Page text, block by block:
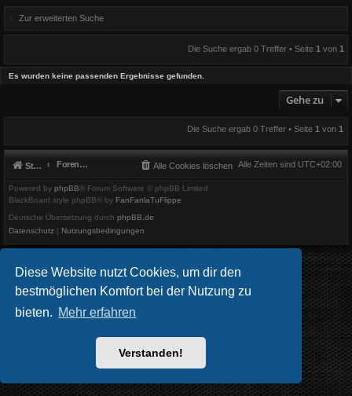
Diese Website nutzt Cookies, um dir den
bestmöglichen Komfort bei der Nutzung zu
bieten. Mehr erfahren
Verstanden!
Zur erweiterten Suche
Die Suche ergab 0 Treffer • Seite 1von 1
Es wurden keine passenden Ergebnisse gefunden.
Gehe zu
Die Suche ergab 0 Treffer • Seite 1 von 1
Startseite Foren-Übersicht Alle Zeiten sind UTC+02:00
Alle Cookies löschen
Powered by phpBB® Forum Software © phpBB Limited
BlackBoard style phpBB® by FanFanlaTuFlippe
Deutsche Übersetzung durch phpBB.de
Datenschutz | Nutzungsbedingungen